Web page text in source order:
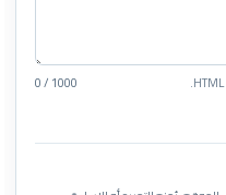
0 / 1000